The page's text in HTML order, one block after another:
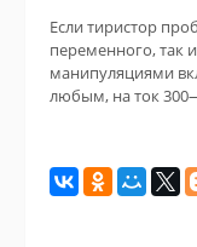
Если тиристор
переменного, так
манипуляциями
любым, на ток